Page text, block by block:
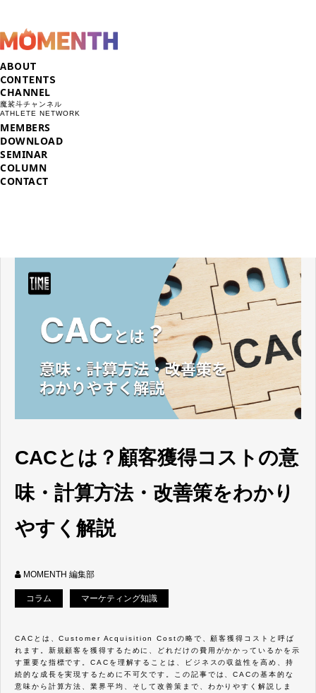
ABOUT
CONTENTS
CHANNEL
魔裟斗チャンネル
ATHLETE NETWORK
MEMBERS
DOWNLOAD
SEMINAR
COLUMN
CONTACT
CACとは？顧客獲得コストの意
味・計算方法・改善策をわかり
やすく解説
MOMENTH 編集部
コラム マーケティング知識
CACとは、Customer Acquisition Costの略で、顧客獲得コストと呼ば
れます。新規顧客を獲得するために、どれだけの費用がかかっているかを示
す重要な指標です。CACを理解することは、ビジネスの収益性を高め、持
続的な成長を実現するために不可欠です。この記事では、CACの基本的な
意味から計算方法、業界平均、そして改善策まで、わかりやすく解説しま